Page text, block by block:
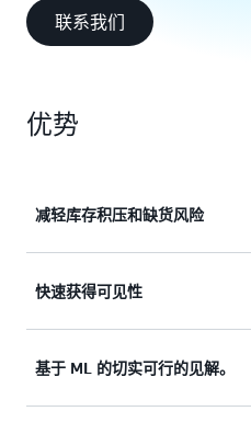
联系我们
优势
减轻库存积压和缺货风险
同时降低过高的库存成本。
快速获得可见性
获取跨供应链的可见性。
基于 ML 的切实可行的见解。